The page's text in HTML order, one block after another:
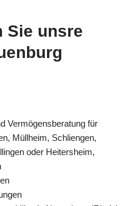
Sie unsre
Vermögensberatung für
Müllheim, Schliengen,
oder Heitersheim,